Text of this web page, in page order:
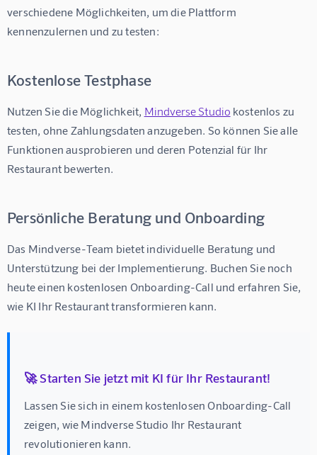
verschiedene Möglichkeiten, um die Plattform
kennenzulernen und zu testen:
Kostenlose Testphase
Nutzen Sie die Möglichkeit, Mindverse Studio kostenlos zu
testen, ohne Zahlungsdaten anzugeben. So können Sie alle
Funktionen ausprobieren und deren Potenzial für Ihr
Restaurant bewerten.
Persönliche Beratung und Onboarding
Das Mindverse-Team bietet individuelle Beratung und
Unterstützung bei der Implementierung. Buchen Sie noch
heute einen kostenlosen Onboarding-Call und erfahren Sie,
wie KI Ihr Restaurant transformieren kann.
🚀 Starten Sie jetzt mit KI für Ihr Restaurant!
Lassen Sie sich in einem kostenlosen Onboarding-Call
zeigen, wie Mindverse Studio Ihr Restaurant
revolutionieren kann.